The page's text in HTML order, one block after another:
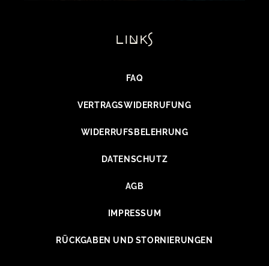
links
FAQ
VERTRAGSWIDERRUFUNG
WIDERRUFSBELEHRUNG
DATENSCHUTZ
AGB
IMPRESSUM
RÜCKGABEN UND STORNIERUNGEN